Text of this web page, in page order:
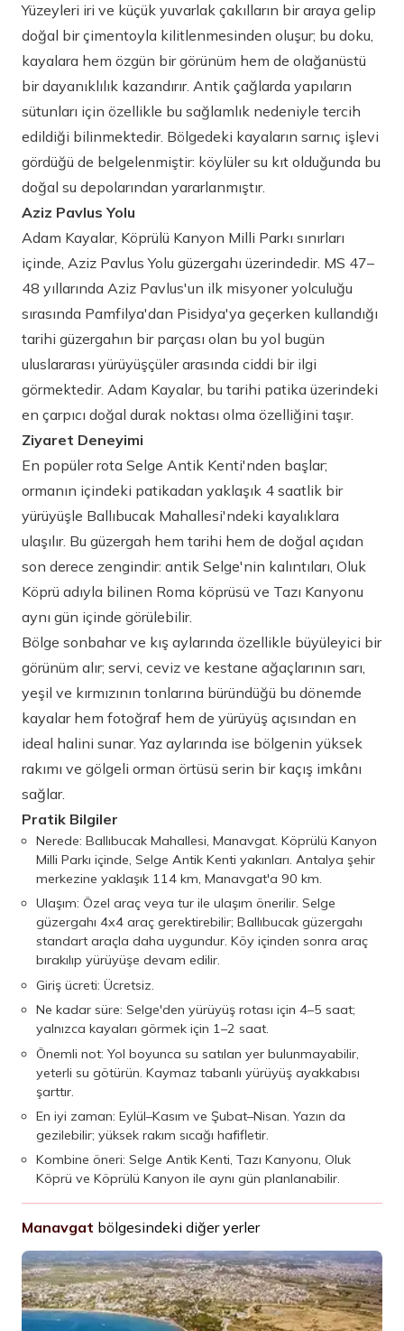
Yüzeyleri iri ve küçük yuvarlak çakılların bir araya gelip
doğal bir çimentoyla kilitlenmesinden oluşur; bu doku,
kayalara hem özgün bir görünüm hem de olağanüstü
bir dayanıklılık kazandırır. Antik çağlarda yapıların
sütunları için özellikle bu sağlamlık nedeniyle tercih
edildiği bilinmektedir. Bölgedeki kayaların sarnıç işlevi
gördüğü de belgelenmiştir: köylüler su kıt olduğunda bu
doğal su depolarından yararlanmıştır.
Aziz Pavlus Yolu
Adam Kayalar, Köprülü Kanyon Milli Parkı sınırları
içinde, Aziz Pavlus Yolu güzergahı üzerindedir. MS 47–
48 yıllarında Aziz Pavlus'un ilk misyoner yolculuğu
sırasında Pamfilya'dan Pisidya'ya geçerken kullandığı
tarihi güzergahın bir parçası olan bu yol bugün
uluslararası yürüyüşçüler arasında ciddi bir ilgi
görmektedir. Adam Kayalar, bu tarihi patika üzerindeki
en çarpıcı doğal durak noktası olma özelliğini taşır.
Ziyaret Deneyimi
En popüler rota Selge Antik Kenti'nden başlar;
ormanın içindeki patikadan yaklaşık 4 saatlik bir
yürüyüşle Ballıbucak Mahallesi'ndeki kayalıklara
ulaşılır. Bu güzergah hem tarihi hem de doğal açıdan
son derece zengindir: antik Selge'nin kalıntıları, Oluk
Köprü adıyla bilinen Roma köprüsü ve Tazı Kanyonu
aynı gün içinde görülebilir.
Bölge sonbahar ve kış aylarında özellikle büyüleyici bir
görünüm alır; servi, ceviz ve kestane ağaçlarının sarı,
yeşil ve kırmızının tonlarına büründüğü bu dönemde
kayalar hem fotoğraf hem de yürüyüş açısından en
ideal halini sunar. Yaz aylarında ise bölgenin yüksek
rakımı ve gölgeli orman örtüsü serin bir kaçış imkânı
sağlar.
Pratik Bilgiler
Nerede: Ballıbucak Mahallesi, Manavgat. Köprülü Kanyon
Milli Parkı içinde, Selge Antik Kenti yakınları. Antalya şehir
merkezine yaklaşık 114 km, Manavgat'a 90 km.
Ulaşım: Özel araç veya tur ile ulaşım önerilir. Selge
güzergahı 4x4 araç gerektirebilir; Ballıbucak güzergahı
standart araçla daha uygundur. Köy içinden sonra araç
bırakılıp yürüyüşe devam edilir.
Giriş ücreti: Ücretsiz.
Ne kadar süre: Selge'den yürüyüş rotası için 4–5 saat;
yalnızca kayaları görmek için 1–2 saat.
Önemli not: Yol boyunca su satılan yer bulunmayabilir,
yeterli su götürün. Kaymaz tabanlı yürüyüş ayakkabısı
şarttır.
En iyi zaman: Eylül–Kasım ve Şubat–Nisan. Yazın da
gezilebilir; yüksek rakım sıcağı hafifletir.
Kombine öneri: Selge Antik Kenti, Tazı Kanyonu, Oluk
Köprü ve Köprülü Kanyon ile aynı gün planlanabilir.
Manavgat bölgesindeki diğer yerler